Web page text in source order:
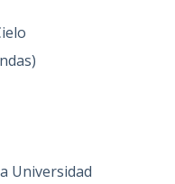
Universidad